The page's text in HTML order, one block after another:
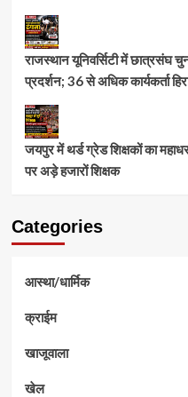
राजस्थान यूनिवर्सिटी में छात्रसंघ
प्रदर्शन; 36 से अधिक कार्यकर्ता
जयपुर में थर्ड ग्रेड शिक्षकों का
पर अड़े हजारों शिक्षक
Categories
आस्था/धार्मिक
क्राईम
खाजूवाला
खेल